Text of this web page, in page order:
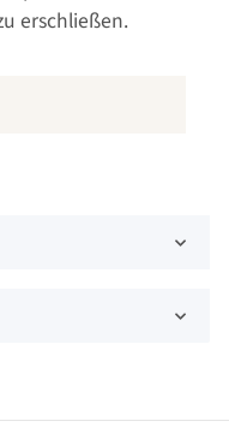
erschließen.